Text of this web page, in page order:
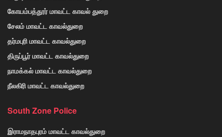
கோயம்பத்தூர் மாவட்ட காவல் துறை
சேலம் மாவட்ட காவல்துறை
தர்மபுரி மாவட்ட காவல்துறை
திருப்பூர் மாவட்ட காவல்துறை
நாமக்கல் மாவட்ட காவல்துறை
நீலகிரி மாவட்ட காவல்துறை
South Zone Police
இராமநாதபுரம் மாவட்ட காவல்துறை